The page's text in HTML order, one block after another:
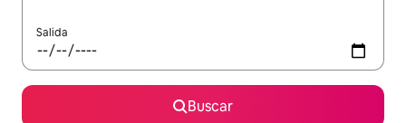
Salida
Buscar